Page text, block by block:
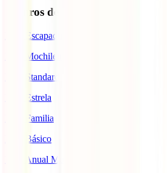
Seguros de Viagem
IATI Escapadinhas
IATI Mochileiro
IATI Standard
IATI Estrela
IATI Familia
IATI Básico
IATI Anual Multiviagem